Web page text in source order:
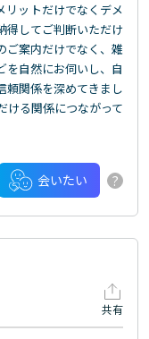
リットだけでなくデメ
得してご判断いただけ
ご案内だけでなく、雑
を自然にお伺いし、自
頼関係を深めてきまし
ける関係につながって
会いたい ?
共有